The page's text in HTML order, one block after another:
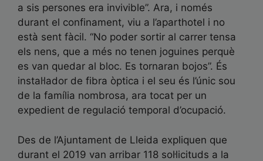
a sis persones era invivible”. Ara, i només
durant el confinament, viu a l’aparthotel i no
està sent fàcil. “No poder sortir al carrer tensa
els nens, que a més no tenen joguines perquè
es van quedar al bloc. Es tornaran bojos”. És
instal·lador de fibra òptica i el seu és l’únic sou
de la família nombrosa, ara tocat per un
expedient de regulació temporal d’ocupació.
Des de l’Ajuntament de Lleida expliquen que
durant el 2019 van arribar 118 sol·licituds a la